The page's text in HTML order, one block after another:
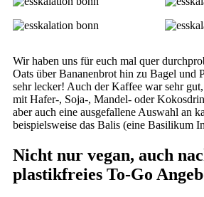
Wir haben uns für euch mal quer
Oats über Bananenbrot hin zu Bagel und
sehr lecker! Auch der Kaffee war sehr
mit Hafer-, Soja-, Mandel- oder
aber auch eine ausgefallene Auswahl an
beispielsweise das Balis (eine Basilikum
Nicht nur vegan, auch
plastikfreies To-Go